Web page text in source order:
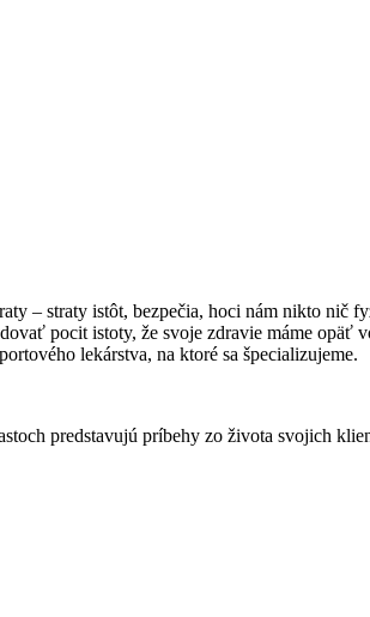
– straty istôt, bezpečia, hoci nám nikto nič
pocit istoty, že svoje zdravie máme opäť
lekárstva, na ktoré sa špecializujeme.
predstavujú príbehy zo života svojich